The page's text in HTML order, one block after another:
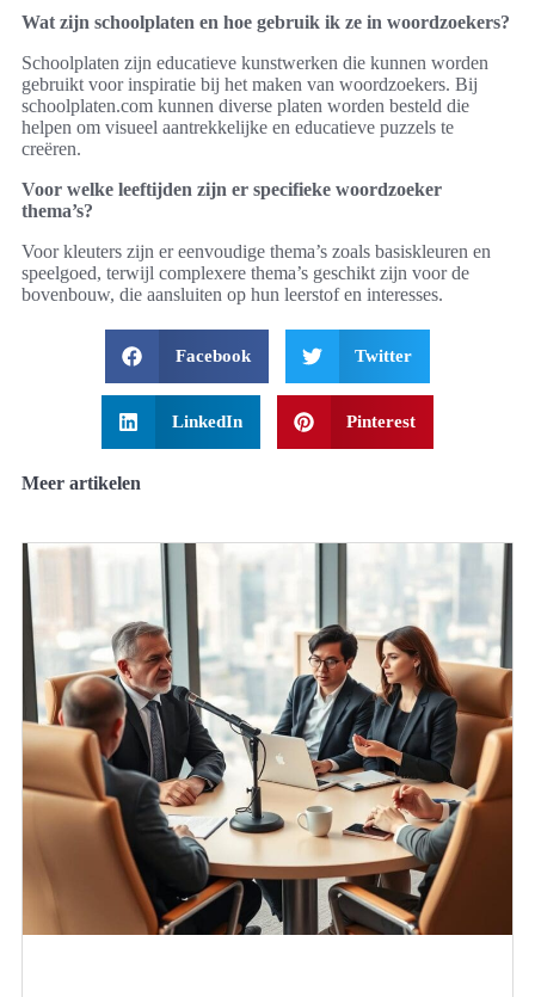
Wat zijn schoolplaten en hoe gebruik ik ze in woordzoekers?
Schoolplaten zijn educatieve kunstwerken die kunnen worden
gebruikt voor inspiratie bij het maken van woordzoekers. Bij
schoolplaten.com kunnen diverse platen worden besteld die
helpen om visueel aantrekkelijke en educatieve puzzels te
creëren.
Voor welke leeftijden zijn er specifieke woordzoeker
thema’s?
Voor kleuters zijn er eenvoudige thema’s zoals basiskleuren en
speelgoed, terwijl complexere thema’s geschikt zijn voor de
bovenbouw, die aansluiten op hun leerstof en interesses.
Facebook Twitter
LinkedIn Pinterest
Meer artikelen